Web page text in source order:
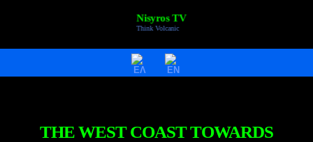
Nisyros TV
Think Volcanic
THE WEST COAST TOWARDS